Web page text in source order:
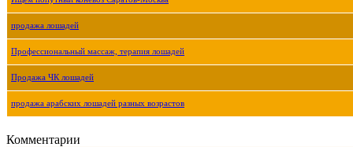
продажа лошадей
Профессиональный массаж, терапия лошадей
Продажа ЧК лошадей
продажа арабских лошадей разных возрастов
Комментарии